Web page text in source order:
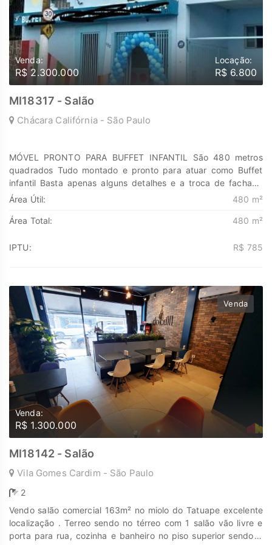
Venda:
R$ 2.300.000
Locação:
R$ 6.800
MI18317 - Salão
Chácara Califórnia - São Paulo
MÓVEL PRONTO PARA BUFFET INFANTIL São 480 metros
quadrados Tudo montado e pronto para atuar como Buffet
infantil Basta apenas alguns detalhes e a troca de fachada
Possui 5 banheiros Cozinha Salão principal Salões de jogos
circulação Brinquedos os que estão nas fotos Mesas e
PERMUTA Descubra o poder de Transformar seus sonhos em
encontrar o lugar onde sua história irá brilhar.
www.marengoimoveis.com.br 11-99203-8087
Área Útil: 480 m²
Área Total: 480 m²
IPTU: R$ 785
Venda
Venda:
R$ 1.300.000
MI18142 - Salão
Vila Gomes Cardim - São Paulo
2
Vendo salão comercial 163m² no miolo do Tatuape excelente
localização . Terreo sendo no térreo com 1 salão vão livre e
porta para rua, cozinha e banheiro no piso superior sendo 3